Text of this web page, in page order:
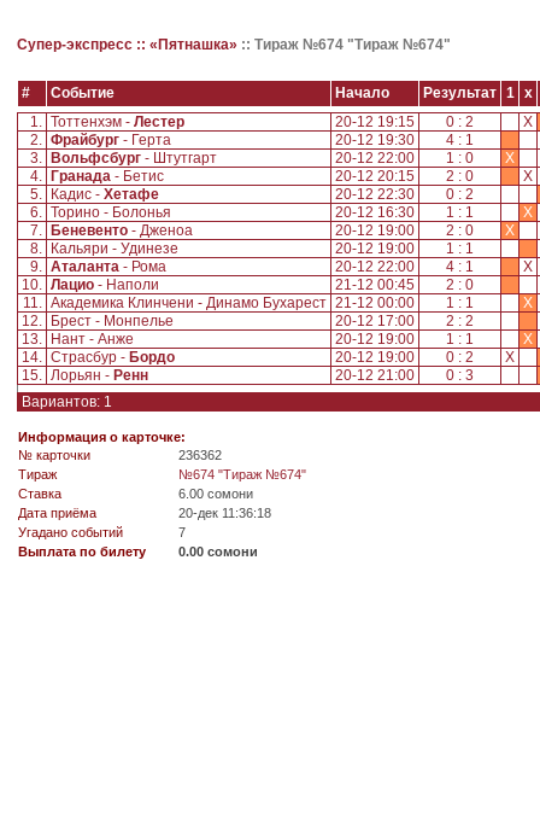
Супер-экспресс :: «Пятнашка» :: Тираж №674 "Тираж №674"
# Событие Начало Результат 1
x
1. Тоттенхэм - Лестер 20-12 19:15 0 : 2
X
2. Фрайбург - Герта 20-12 19:30 4 : 1
3.
Вольфсбург - Штутгарт 20-12 22:00 1 : 0
X
4.
Гранада - Бетис 20-12 20:15 2 : 0
X
5.
Кадис - Хетафе 20-12 22:30
0 : 2
6. Торино - Болонья 20-12 16:30 1 : 1
X
7.
Беневенто - Дженоа 20-12 19:00 2 : 0
X
8.
Кальяри - Удинезе 20-12 19:00 1 : 1
9. Аталанта - Рома 20-12 22:00 4 : 1
X
10. Лацио - Наполи 21-12 00:45 2 : 0
11. Академика Клинчени - Динамо Бухарест 21-12 00:00 1 : 1
X
12.
Брест - Монпелье 20-12 17:00 2 : 2
13.
Нант - Анже 20-12 19:00 1 : 1
X
14. Страсбур - Бордо 20-12 19:00 0 : 2
X
15. Лорьян - Ренн 20-12 21:00
0 : 3
Вариантов: 1
Информация о карточке:
№ карточки
236362
Tираж
№674 "Тираж №674"
Ставка
6.00 сомони
Дата приёма
20-дек 11:36:18
Угадано событий
7
Выплата по билету
0.00 сомони